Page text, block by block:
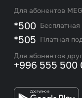
eSIM
Подбор номера
M2M
Контакты
корпоративными и
Новости
Карта покрытия
Работа в MEGA
Бренд MEGA
Для абонентов
*500
*505 Платная
Для абонентов
+996 555 500